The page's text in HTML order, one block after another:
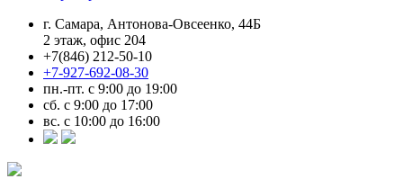
г. Самара, Антонова-Овсеенко, 44Б
2 этаж, офис 204
+7(846) 212-50-10
+7-927-692-08-30
пн.-пт. с 9:00 до 19:00
сб. с 9:00 до 17:00
вс. с 10:00 до 16:00